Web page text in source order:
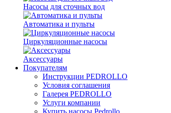
Насосы для сточных вод
Автоматика и пульты
Циркуляционные насосы
Аксессуары
Покупателям
Инструкции PEDROLLO
Условия соглашения
Галерея PEDROLLO
Услуги компании
Купить насосы Pedrollo